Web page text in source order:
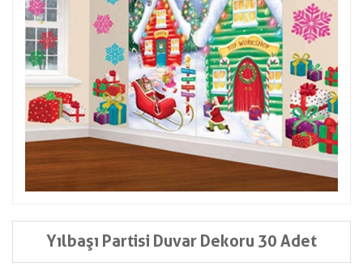
Yılbaşı Partisi Duvar Dekoru 30 Adet